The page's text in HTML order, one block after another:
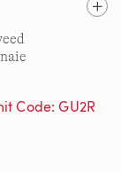
Code: GU2R